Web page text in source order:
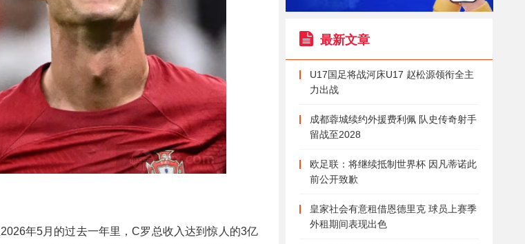
年5月的过去一年里，C罗总收入达到惊人的3亿
最新文章
U17国足将战河床U17 赵松源领衔全主
力出战
成都蓉城续约外援费利佩 队史传奇射手
留战至2028
欧足联：将继续抵制世界杯 因凡蒂诺此
前公开致歉
皇家社会有意租借恩德里克 球员上赛季
外租期间表现出色